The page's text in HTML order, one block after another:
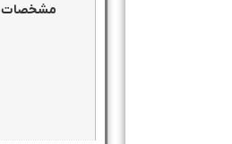
مشخصات